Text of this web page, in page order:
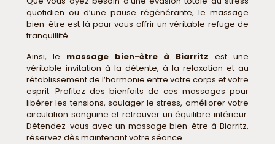
quotidien ou d’une pause régénérante, le massage
bien-être est là pour vous offrir un véritable refuge de
tranquillité.
Ainsi, le massage bien-être à Biarritz est une
véritable invitation à la détente, à la relaxation et au
rétablissement de l’harmonie entre votre corps et votre
esprit. Profitez des bienfaits de ces massages pour
libérer les tensions, soulager le stress, améliorer votre
circulation sanguine et retrouver un équilibre intérieur.
Détendez-vous avec un massage bien-être à Biarritz,
réservez dès maintenant votre séance.